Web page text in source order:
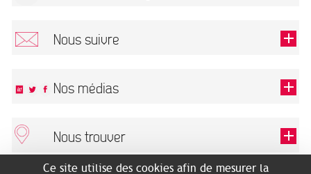
Nous suivre
Ce champ est exigé.
Nos médias
Nous trouver
ARCHIVES MUNICIPALES
Ce site utilise des cookies afin de mesurer la